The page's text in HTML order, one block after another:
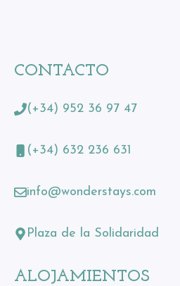
CONTACTO
(+34) 952 36 97 47
(+34) 632 236 631
info@wonderstays.com
Plaza de la Solidaridad
ALOJAMIENTOS